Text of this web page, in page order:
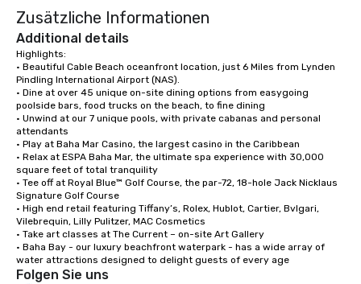
Zusätzliche Informationen
Additional details
Highlights:
• Beautiful Cable Beach oceanfront location, just 6 Miles from Lynden
Pindling International Airport (NAS).
• Dine at over 45 unique on-site dining options from easygoing
poolside bars, food trucks on the beach, to fine dining
• Unwind at our 7 unique pools, with private cabanas and personal
attendants
• Play at Baha Mar Casino, the largest casino in the Caribbean
• Relax at ESPA Baha Mar, the ultimate spa experience with 30,000
square feet of total tranquility
• Tee off at Royal Blue™ Golf Course, the par-72, 18-hole Jack Nicklaus
Signature Golf Course
• High end retail featuring Tiffany’s, Rolex, Hublot, Cartier, Bvlgari,
Vilebrequin, Lilly Pulitzer, MAC Cosmetics
• Take art classes at The Current – on-site Art Gallery
• Baha Bay - our luxury beachfront waterpark - has a wide array of
water attractions designed to delight guests of every age
Folgen Sie uns